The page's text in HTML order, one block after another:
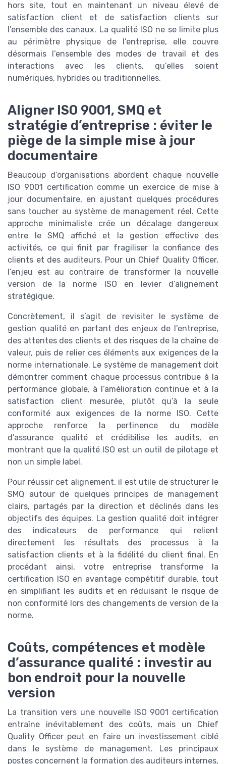
hors site, tout en maintenant un niveau élevé de
satisfaction client et de satisfaction clients sur
l’ensemble des canaux. La qualité ISO ne se limite plus
au périmètre physique de l’entreprise, elle couvre
désormais l’ensemble des modes de travail et des
interactions avec les clients, qu’elles soient
numériques, hybrides ou traditionnelles.
Aligner ISO 9001, SMQ et
stratégie d’entreprise : éviter le
piège de la simple mise à jour
documentaire
Beaucoup d’organisations abordent chaque nouvelle
ISO 9001 certification comme un exercice de mise à
jour documentaire, en ajustant quelques procédures
sans toucher au système de management réel. Cette
approche minimaliste crée un décalage dangereux
entre le SMQ affiché et la gestion effective des
activités, ce qui finit par fragiliser la confiance des
clients et des auditeurs. Pour un Chief Quality Officer,
l’enjeu est au contraire de transformer la nouvelle
version de la norme ISO en levier d’alignement
stratégique.
Concrètement, il s’agit de revisiter le système de
gestion qualité en partant des enjeux de l’entreprise,
des attentes des clients et des risques de la chaîne de
valeur, puis de relier ces éléments aux exigences de la
norme internationale. Le système de management doit
démontrer comment chaque processus contribue à la
performance globale, à l’amélioration continue et à la
satisfaction client mesurée, plutôt qu’à la seule
conformité aux exigences de la norme ISO. Cette
approche renforce la pertinence du modèle
d’assurance qualité et crédibilise les audits, en
montrant que la qualité ISO est un outil de pilotage et
non un simple label.
Pour réussir cet alignement, il est utile de structurer le
SMQ autour de quelques principes de management
clairs, partagés par la direction et déclinés dans les
objectifs des équipes. La gestion qualité doit intégrer
des indicateurs de performance qui relient
directement les résultats des processus à la
satisfaction clients et à la fidélité du client final. En
procédant ainsi, votre entreprise transforme la
certification ISO en avantage compétitif durable, tout
en simplifiant les audits et en réduisant le risque de
non conformité lors des changements de version de la
norme.
Coûts, compétences et modèle
d’assurance qualité : investir au
bon endroit pour la nouvelle
version
La transition vers une nouvelle ISO 9001 certification
entraîne inévitablement des coûts, mais un Chief
Quality Officer peut en faire un investissement ciblé
dans le système de management. Les principaux
postes concernent la formation des auditeurs internes,